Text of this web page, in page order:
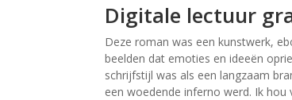
Digitale lectuur
Deze roman was een kunstwerk,
beelden dat emoties en ideeën
schrijfstijl was als een langzaam
een woedende inferno werd. Ik